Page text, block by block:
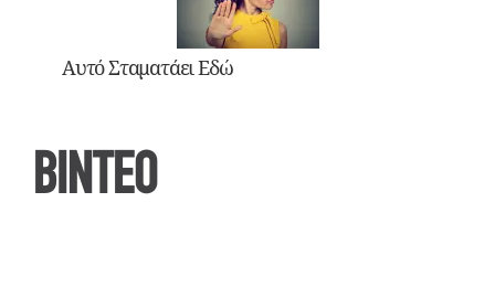
Αυτό Σταματάει Εδώ
ΒΙΝΤΕΟ